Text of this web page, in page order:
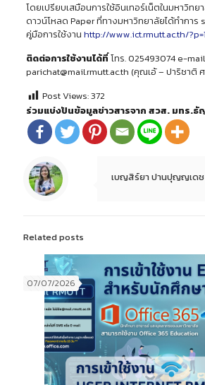
โดยเปรียบเสมือนการใช้อินเทอร์เน็ตในมหาวิทย
ดาวน์โหลด Paper ที่ทางมหาวิทยาลัยได้ทำการ
คู่มือการใช้งาน http://www.ict.rmutt.ac.th/
ติดต่อการใช้งานได้ที่โทร. 025493074 e-
parichat@mail.rmutt.ac.th (คุณเอ้ – ปาริชาติ
Post Views:372
ร่วมแบ่งปันข้อมูลข่าวสารจาก สวส. มทร.ธั
เบญสิร์ยา ปานปุญญเดช
Related posts
07/07/2026